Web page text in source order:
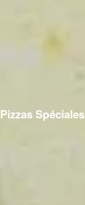
Pizzas Spéciales